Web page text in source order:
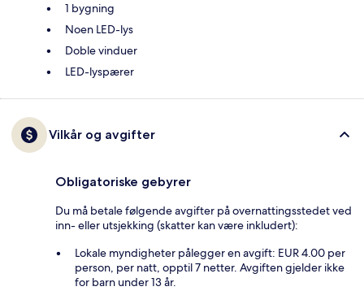
1 bygning
Noen LED-lys
Doble vinduer
LED-lyspærer
Vilkår og avgifter
Obligatoriske gebyrer
Du må betale følgende avgifter på overnattingsstedet ved
inn- eller utsjekking (skatter kan være inkludert):
Lokale myndigheter pålegger en avgift: EUR 4.00 per
person, per natt, opptil 7 netter. Avgiften gjelder ikke
for barn under 13 år.